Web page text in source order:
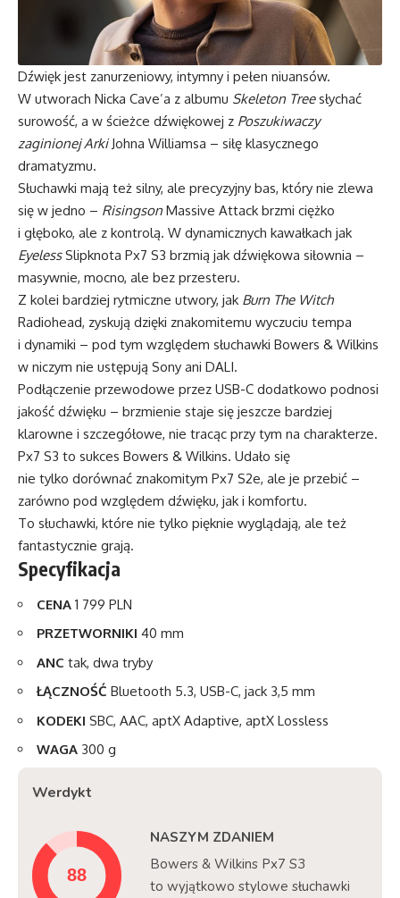
Dźwięk jest zanurzeniowy, intymny i pełen niuansów.
W utworach Nicka Cave’a z albumu Skeleton Treesłychać
surowość, a w ścieżce dźwiękowej z Poszukiwaczy
zaginionej Arki Johna Williamsa – siłę klasycznego
dramatyzmu.
Słuchawki mają też silny, ale precyzyjny bas, który nie zlewa
się w jedno – Risingson Massive Attack brzmi ciężko
i głęboko, ale z kontrolą. W dynamicznych kawałkach jak
EyelessSlipknota Px7 S3 brzmią jak dźwiękowa siłownia –
masywnie, mocno, ale bez przesteru.
Z kolei bardziej rytmiczne utwory, jak Burn The Witch
Radiohead, zyskują dzięki znakomitemu wyczuciu tempa
i dynamiki – pod tym względem słuchawki Bowers & Wilkins
w niczym nie ustępują Sony ani DALI.
Podłączenie przewodowe przez USB-C dodatkowo podnosi
jakość dźwięku – brzmienie staje się jeszcze bardziej
klarowne i szczegółowe, nie tracąc przy tym na charakterze.
Px7 S3 to sukces Bowers & Wilkins. Udało się
nie tylko dorównać znakomitym Px7 S2e, ale je przebić –
zarówno pod względem dźwięku, jak i komfortu.
To słuchawki, które nie tylko pięknie wyglądają, ale też
fantastycznie grają.
Specyfikacja
CENA 1 799 PLN
PRZETWORNIKI 40 mm
ANC tak, dwa tryby
ŁĄCZNOŚĆ Bluetooth 5.3, USB-C, jack 3,5 mm
KODEKI SBC, AAC, aptX Adaptive, aptX Lossless
WAGA 300 g
Werdykt
NASZYM ZDANIEM
Bowers & Wilkins Px7 S3
to wyjątkowo stylowe słuchawki